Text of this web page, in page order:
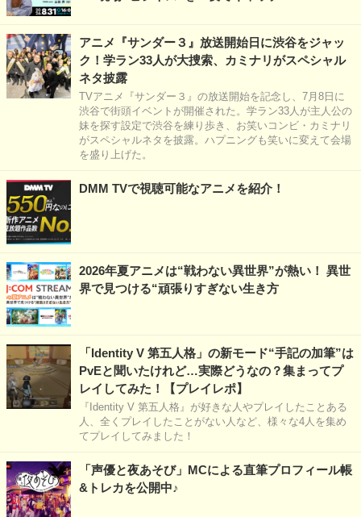
アニメ『サンダー３』放送開始日に渋谷をジャッ
ク！学ラン33人が大捜索、カミナリがスペシャル
ネタ披露
TVアニメ『サンダー３』の放送開始を記念し、7月8日に
渋谷で街頭イベントが開催された。学ラン33人が主人公の
妹を探す設定で渋谷を練り歩き、お笑いコンビ・カミナリ
がスペシャルネタを披露。ハプニングも笑いに変えて会場
を盛り上げた。
DMM TVで視聴可能なアニメを紹介！
2026年夏アニメは“戦わない異世界”が熱い！ 異世
界で見つける“頑張りすぎない生き方
「Identity V 第五人格」の新モード“手記の加筆”は
PvEと聞いたけれど…実際どうなの？集まってプ
レイしてみた！【プレイレポ】
『Identity V 第五人格』が好きな人やプレイしたことある
人、全くプレイしたことがない人など、様々な4人を集め
てプレイしてみました！
「声優と夜あそび」MCによる直筆プロフィール帳
&トレカを公開中♪